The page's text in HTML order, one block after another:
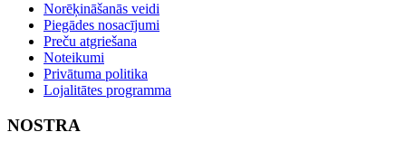
Norēķināšanās veidi
Piegādes nosacījumi
Preču atgriešana
Noteikumi
Privātuma politika
Lojalitātes programma
NOSTRA